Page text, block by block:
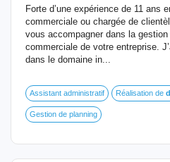
Forte d’une expérience de 11 ans
commerciale ou chargée de
vous accompagner dans la
commerciale de votre entreprise.
dans le domaine in...
Assistant administratif Réalisation de
Gestion de planning